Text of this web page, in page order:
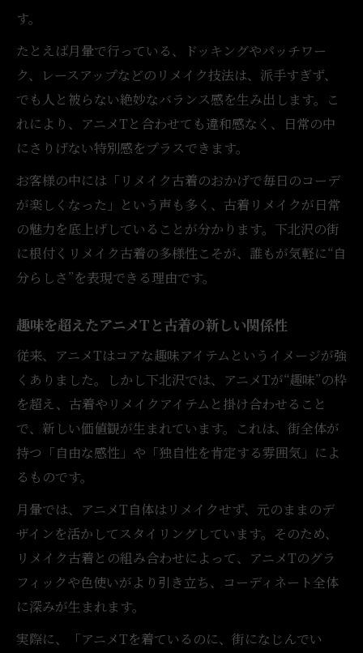
す。
たとえば月暈で行っている、ドッキングやパッチワー
ク、レースアップなどのリメイク技法は、派手すぎず、
でも人と被らない絶妙なバランス感を生み出します。こ
れにより、アニメTと合わせても違和感なく、日常の中
にさりげない特別感をプラスできます。
お客様の中には「リメイク古着のおかげで毎日のコーデ
が楽しくなった」という声も多く、古着リメイクが日常
の魅力を底上げしていることが分かります。下北沢の街
に根付くリメイク古着の多様性こそが、誰もが気軽に“自
分らしさ”を表現できる理由です。
趣味を超えたアニメTと古着の新しい関係性
従来、アニメTはコアな趣味アイテムというイメージが強
くありました。しかし下北沢では、アニメTが“趣味”の枠
を超え、古着やリメイクアイテムと掛け合わせること
で、新しい価値観が生まれています。これは、街全体が
持つ「自由な感性」や「独自性を肯定する雰囲気」によ
るものです。
月暈では、アニメT自体はリメイクせず、元のままのデ
ザインを活かしてスタイリングしています。そのため、
リメイク古着との組み合わせによって、アニメTのグラ
フィックや色使いがより引き立ち、コーディネート全体
に深みが生まれます。
実際に、「アニメTを着ているのに、街になじんでい